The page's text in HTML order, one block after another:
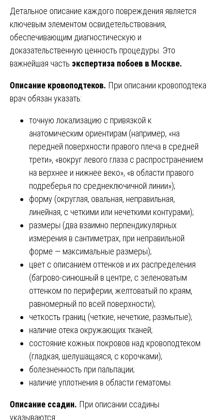
Детальное описание каждого повреждения является
ключевым элементом освидетельствования,
обеспечивающим диагностическую и
доказательственную ценность процедуры. Это
важнейшая часть экспертиза побоев в Москве.
Описание кровоподтеков. При описании кровоподтека
врач обязан указать:
точную локализацию с привязкой к
анатомическим ориентирам (например, «на
передней поверхности правого плеча в средней
трети», «вокруг левого глаза с распространением
на верхнее и нижнее веко», «в области правого
подреберья по среднеключичной линии»);
форму (округлая, овальная, неправильная,
линейная, с четкими или нечеткими контурами);
размеры (два взаимно перпендикулярных
измерения в сантиметрах, при неправильной
форме — максимальные размеры);
цвет с описанием оттенков и их распределения
(багрово-синюшный в центре, с зеленоватым
оттенком по периферии, желтоватый по краям,
равномерный по всей поверхности);
четкость границ (четкие, нечеткие, размытые);
наличие отека окружающих тканей;
состояние кожных покровов над кровоподтеком
(гладкая, шелушащаяся, с корочками);
болезненность при пальпации;
наличие уплотнения в области гематомы.
Описание ссадин. При описании ссадины
указываются: